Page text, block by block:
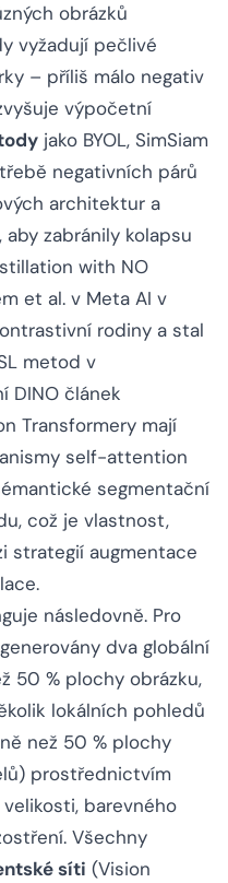
obrázků
vyžadují pečlivé
– příliš málo negativ
výpočetní
jako BYOL, SimSiam
negativních párů
architektur a
zabránily kolapsu
with NO
et al. v Meta AI v
rodiny a stal
metod v
DINO článek
Transformery mají
self-attention
segmentační
což je vlastnost,
strategií augmentace
následovně. Pro
dva globální
50 % plochy obrázku,
lokálních pohledů
než 50 % plochy
prostřednictvím
barevného
Všechny
síti (Vision